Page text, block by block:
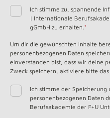
Ich stimme zu, spannende
| Internationale
gGmbH zu erhalten.*
Um dir die gewünschten Inhalte
personenbezogenen Daten
einverstanden bist, dass wir deine
Zweck speichern, aktiviere bitte
Ich stimme der
personenbezogenen Daten
Berufsakademie der F+U